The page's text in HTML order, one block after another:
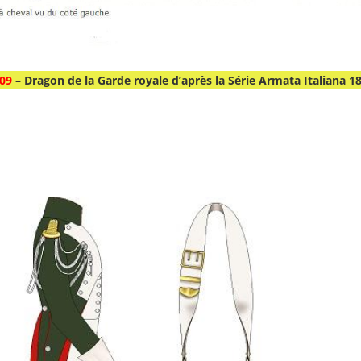
– Dragon de la Garde royale d’après la Série Armata Italiana